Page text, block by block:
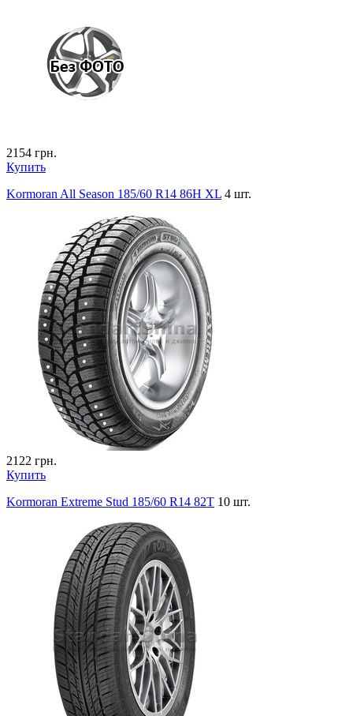
2154 грн.
Купить
Kormoran All Season 185/60 R14 86H XL 4 шт.
2122 грн.
Купить
Kormoran Extreme Stud 185/60 R14 82T 10 шт.